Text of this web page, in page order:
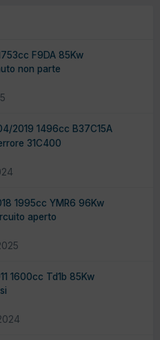
F9DA 85Kw
non parte
2019 1496cc B37C15A
31C400
1995cc YMR6 96Kw
aperto
1600cc Td1b 85Kw